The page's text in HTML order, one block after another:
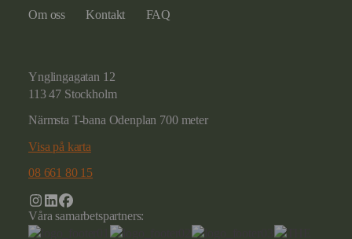
Om oss Kontakt FAQ
Ynglingagatan 12
113 47 Stockholm
Närmsta T-bana Odenplan 700 meter
Visa på karta
08 661 80 15
Våra samarbetspartners: